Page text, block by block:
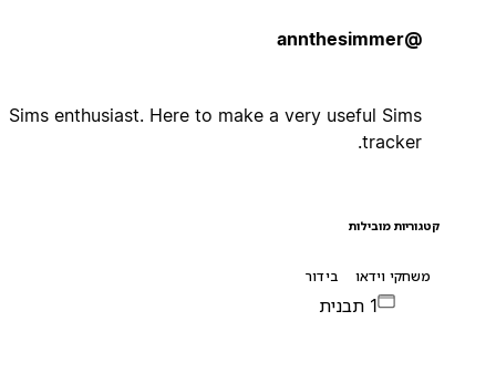
Sims enthusiast. Here to make a very useful Sims
tracker.
קטגוריות מובילות
משחקי וידאו בידור